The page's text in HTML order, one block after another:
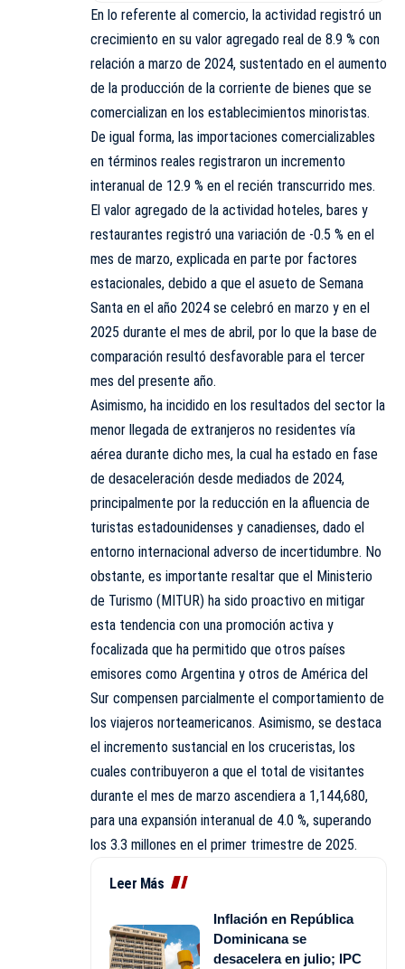
En lo referente al comercio, la actividad registró un
crecimiento en su valor agregado real de 8.9 % con
relación a marzo de 2024, sustentado en el aumento
de la producción de la corriente de bienes que se
comercializan en los establecimientos minoristas.
De igual forma, las importaciones comercializables
en términos reales registraron un incremento
interanual de 12.9 % en el recién transcurrido mes.
El valor agregado de la actividad hoteles, bares y
restaurantes registró una variación de -0.5 % en el
mes de marzo, explicada en parte por factores
estacionales, debido a que el asueto de Semana
Santa en el año 2024 se celebró en marzo y en el
2025 durante el mes de abril, por lo que la base de
comparación resultó desfavorable para el tercer
mes del presente año.
Asimismo, ha incidido en los resultados del sector la
menor llegada de extranjeros no residentes vía
aérea durante dicho mes, la cual ha estado en fase
de desaceleración desde mediados de 2024,
principalmente por la reducción en la afluencia de
turistas estadounidenses y canadienses, dado el
entorno internacional adverso de incertidumbre. No
obstante, es importante resaltar que el Ministerio
de Turismo (MITUR) ha sido proactivo en mitigar
esta tendencia con una promoción activa y
focalizada que ha permitido que otros países
emisores como Argentina y otros de América del
Sur compensen parcialmente el comportamiento de
los viajeros norteamericanos. Asimismo, se destaca
el incremento sustancial en los cruceristas, los
cuales contribuyeron a que el total de visitantes
durante el mes de marzo ascendiera a 1,144,680,
para una expansión interanual de 4.0 %, superando
los 3.3 millones en el primer trimestre de 2025.
Leer Más
Inflación en República
Dominicana se
desacelera en julio; IPC